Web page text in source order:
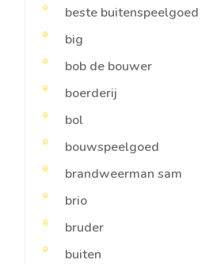
beste buitenspeelgoed
big
bob de bouwer
boerderij
bol
bouwspeelgoed
brandweerman sam
brio
bruder
buiten